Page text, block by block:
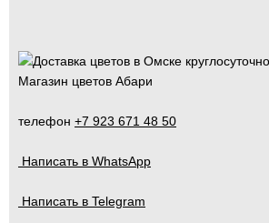
Магазин цветов Абари
телефон +7 923 671 48 50
Написать в WhatsApp
Написать в Telegram